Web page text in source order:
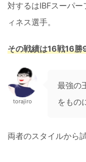
対するはIBFスーパ
ィネス選手。
その戦績は16戦16勝
torajiro
最強の
をもの
両者のスタイルから